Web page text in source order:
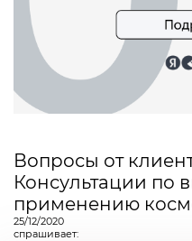
Вопросы от
Консультации по
применению
25/12/2020
спрашивает: